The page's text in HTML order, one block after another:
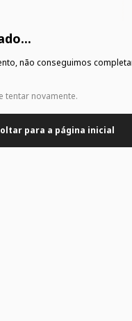
não conseguimos
tentar novamente.
para a página inicial